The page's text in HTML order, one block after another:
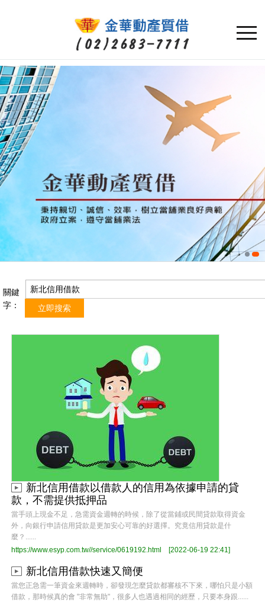
關鍵
字：
新北信用借款以借款人的信用為依據申請的貸
款，不需提供抵押品
當手頭上現金不足，急需資金週轉的時候，除了從當鋪或民間貸款取得資金
外，向銀行申請信用貸款是更加安心可靠的好選擇。究竟信用貸款是什
麼？......
https://www.esyp.com.tw//service/0619192.html
[2022-06-19 22:41]
新北信用借款快速又簡便
當您正急需一筆資金來週轉時，卻發現怎麼貸款都審核不下來，哪怕只是小額
借款，那時候真的會 "非常無助"，很多人也遇過相同的經歷，只要本身跟......